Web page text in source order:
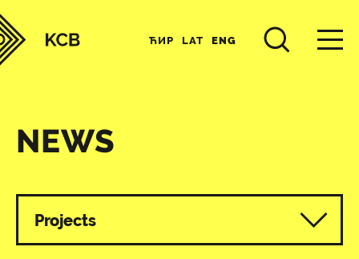
ЋИР LAT ENG
NEWS
All programmes
Projects